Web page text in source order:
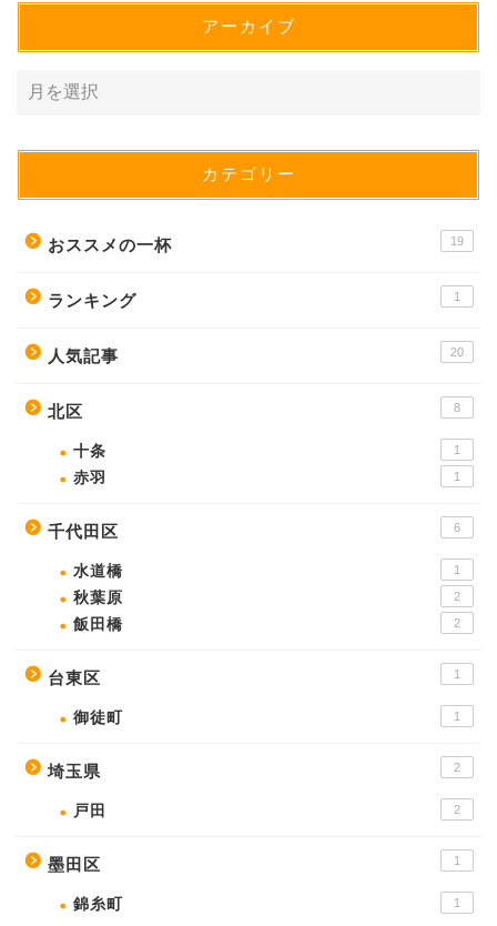
アーカイブ
カテゴリー
おススメの一杯 19
ランキング 1
人気記事 20
北区 8
十条 1
赤羽 1
千代田区 6
水道橋 1
秋葉原 2
飯田橋 2
台東区 1
御徒町 1
埼玉県 2
戸田 2
墨田区 1
錦糸町 1